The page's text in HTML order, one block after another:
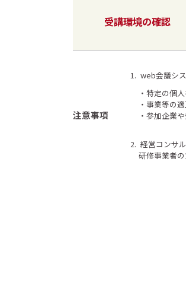
受講環境の確認
注意事項
1. web会議シ
特定の個
事業等の
参加企業
2. 経営コンサ
研修事業者